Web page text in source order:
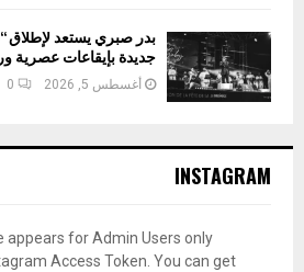
بدر صبري يستعد لإطلاق
جديدة بإيقاعات عصرية
أغسطس 5, 2026 0
INSTAGRAM
appears for Admin Users only:
Access Token. You can get